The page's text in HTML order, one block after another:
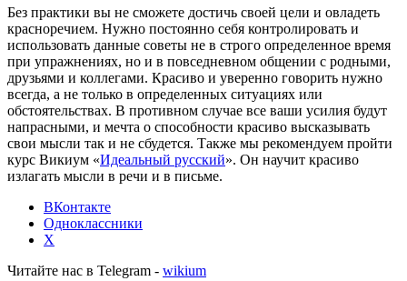
Без практики вы не сможете достичь своей цели и овладеть
красноречием. Нужно постоянно себя контролировать и
использовать данные советы не в строго определенное время
при упражнениях, но и в повседневном общении с родными,
друзьями и коллегами. Красиво и уверенно говорить нужно
всегда, а не только в определенных ситуациях или
обстоятельствах. В противном случае все ваши усилия будут
напрасными, и мечта о способности красиво высказывать
свои мысли так и не сбудется. Также мы рекомендуем пройти
курс Викиум «Идеальный русский». Он научит красиво
излагать мысли в речи и в письме.
ВКонтакте
Одноклассники
X
Читайте нас в Telegram - wikium